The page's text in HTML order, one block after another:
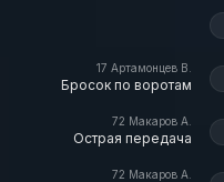
17 Артамонцев В.
Бросок по воротам
72 Макаров А.
Острая передача
72 Макаров А.